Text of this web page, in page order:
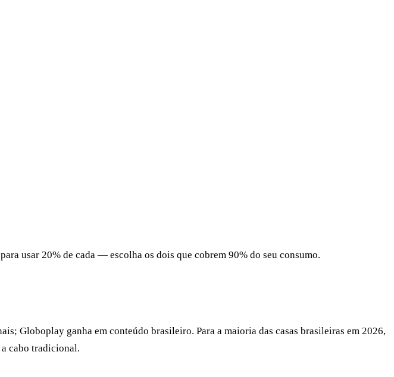
usar 20% de cada — escolha os dois que cobrem 90% do seu consumo.
Globoplay ganha em conteúdo brasileiro. Para a maioria das casas brasileiras em 2026,
cabo tradicional.